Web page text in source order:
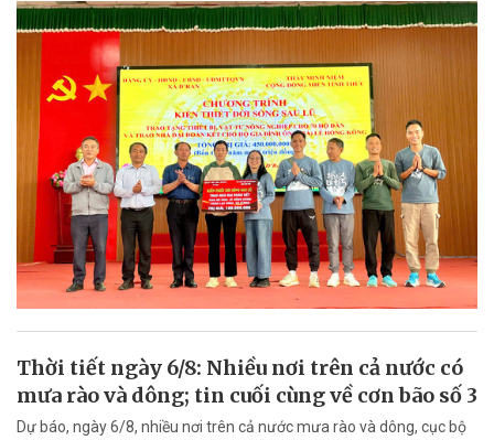
Thời tiết ngày 6/8: Nhiều nơi trên cả nước có
mưa rào và dông; tin cuối cùng về cơn bão số 3
Dự báo, ngày 6/8, nhiều nơi trên cả nước mưa rào và dông, cục bộ